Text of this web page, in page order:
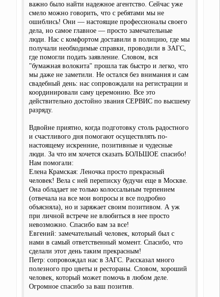
важно было найти надежное агентство. Сейчас уже
смело можно говорить, что с ребятами мы не
ошиблись! Они — настоящие профессионалы своего
дела, но самое главное — просто замечательные
люди. Нас с комфортом доставили в полицию, где мы
получали необходимые справки, проводили в ЗАГС,
где помогли подать заявление. Словом, вся
"бумажная волокита" прошла так быстро и легко, что
мы даже не заметили. Не остался без внимания и сам
свадебный день: нас сопровождали на регистрации и
координировали саму церемонию. Все это
действительно достойно звания СЕРВИС по высшему
разряду.
Вдвойне приятно, когда подготовку столь радостного
и счастливого дня помогают осуществлять по-
настоящему искренние, позитивные и чудесные
люди. За что им хочется сказать БОЛЬШОЕ спасибо!
Нам помогали:
Елена Крамская: Леночка просто прекрасный
человек! Вела с ней переписку будучи еще в Москве.
Она обладает не только колоссальным терпением
(отвечала на все мои вопросы и все подробно
объясняла), но и заряжает своим позитивом. А уж
при личной встрече не влюбиться в нее просто
невозможно. Спасибо вам за все!
Евгений: замечательный человек, который был с
нами в самый ответственный момент. Спасибо, что
сделали этот день таким прекрасным!
Петр: сопровождал нас в ЗАГС. Рассказал много
полезного про цветы и рестораны. Словом, хороший
человек, который может помочь в любом деле.
Огромное спасибо за ваш позитив.